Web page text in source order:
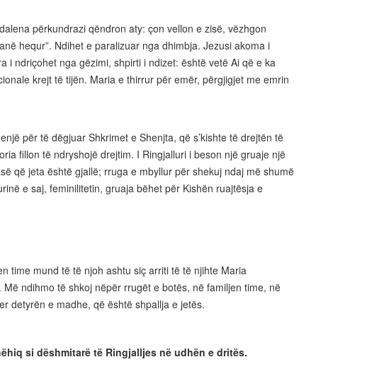
përkundrazi qëndron aty: çon vellon e zisë, vëzhgon
hequr”. Ndihet e paralizuar nga dhimbja. Jezusi akoma i
i ndriçohet nga gëzimi, shpirti i ndizet: është vetë Ai që e ka
krejt të tijën. Maria e thirrur për emër, përgjigjet me emrin
për të dëgjuar Shkrimet e Shenjta, që s’kishte të drejtën të
fillon të ndryshojë drejtim. I Ringjalluri i beson një gruaje një
që jeta është gjallë; rruga e mbyllur për shekuj ndaj më shumë
e saj, feminilitetin, gruaja bëhet për Kishën ruajtësja e
time mund të të njoh ashtu siç arriti të të njihte Maria
ndihmo të shkoj nëpër rrugët e botës, në familjen time, në
detyrën e madhe, që është shpallja e jetës.
si dëshmitarë të Ringjalljes në udhën e dritës.